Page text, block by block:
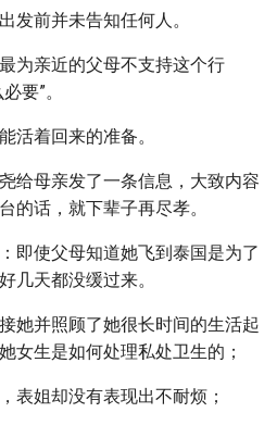
发前并未告知任何人。
为亲近的父母不支持这个行
要”。
活着回来的准备。
给母亲发了一条信息，大致内容
的话，就下辈子再尽孝。
即使父母知道她飞到泰国是为了
几天都没缓过来。
她并照顾了她很长时间的生活起
女生是如何处理私处卫生的；
表姐却没有表现出不耐烦；